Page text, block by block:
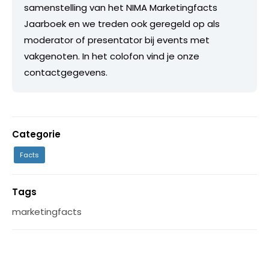
samenstelling van het NIMA Marketingfacts
Jaarboek en we treden ook geregeld op als
moderator of presentator bij events met
vakgenoten. In het colofon vind je onze
contactgegevens.
Categorie
Facts
Tags
marketingfacts